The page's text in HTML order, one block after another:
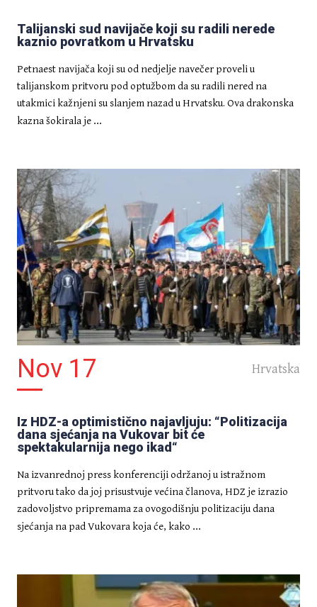
Talijanski sud navijače koji su radili nerede
kaznio povratkom u Hrvatsku
Petnaest navijača koji su od nedjelje navečer proveli u
talijanskom pritvoru pod optužbom da su radili nered na
utakmici kažnjeni su slanjem nazad u Hrvatsku. Ova drakonska
kazna šokirala je ...
Nov 17 Hrvatska
Iz HDZ-a optimistično najavljuju: “Politizacija
dana sjećanja na Vukovar bit će
spektakularnija nego ikad“
Na izvanrednoj press konferenciji održanoj u istražnom
pritvoru tako da joj prisustvuje većina članova, HDZ je izrazio
zadovoljstvo pripremama za ovogodišnju politizaciju dana
sjećanja na pad Vukovara koja će, kako ...